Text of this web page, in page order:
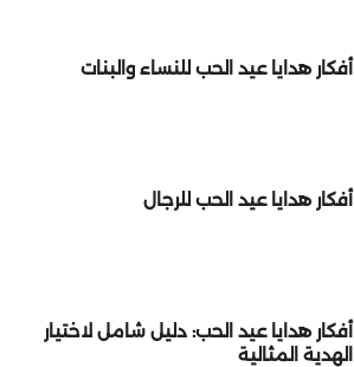
أفكار هدايا عيد الحب للنساء والبنات
أفكار هدايا عيد الحب للرجال
أفكار هدايا عيد الحب: دليل شامل لاختيار
الهدية المثالية